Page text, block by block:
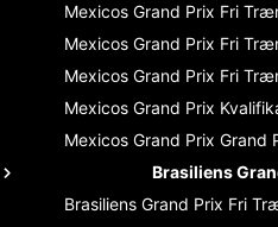
Mexicos Grand Prix Fri
Mexicos Grand Prix Fri
Mexicos Grand Prix Fri
Mexicos Grand Prix
Mexicos Grand Prix Grand
Brasiliens
Brasiliens Grand Prix Fri